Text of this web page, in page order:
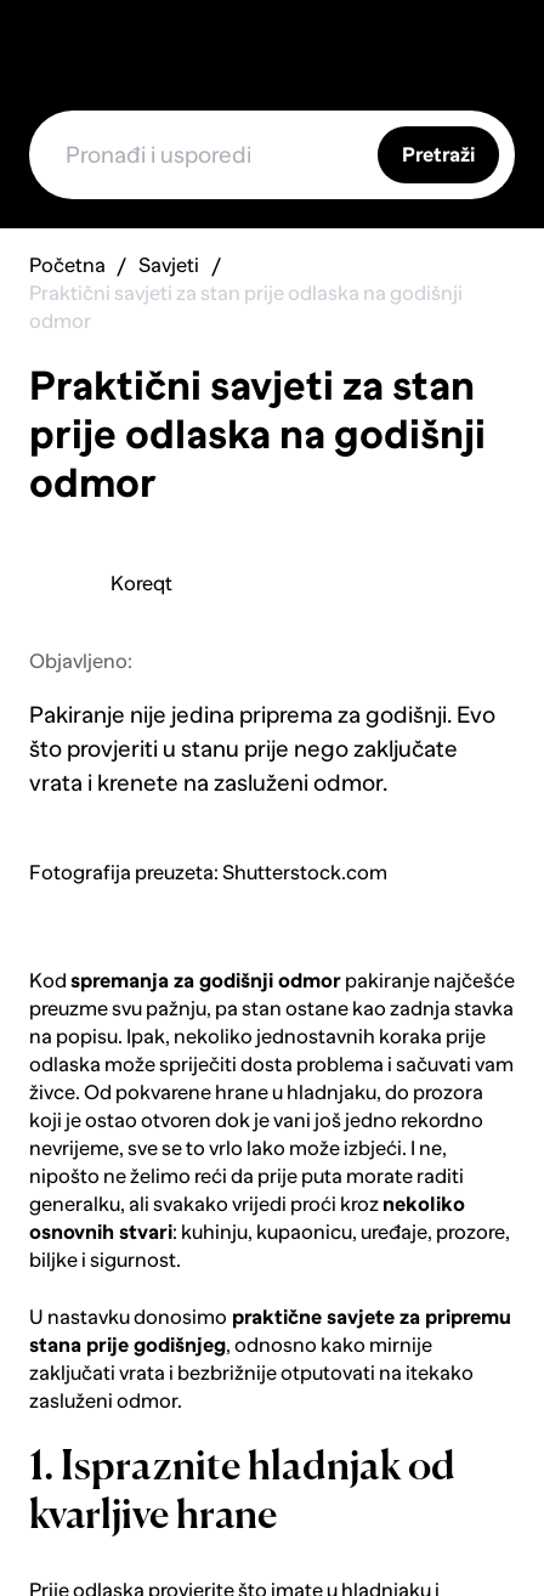
Pretraži
Početna
Savjeti
Praktični savjeti za stan prije odlaska na godišnji
odmor
Praktični savjeti za stan
prije odlaska na godišnji
odmor
Koreqt
Objavljeno:
Pakiranje nije jedina priprema za godišnji. Evo
što provjeriti u stanu prije nego zaključate
vrata i krenete na zasluženi odmor.
Fotografija preuzeta: Shutterstock.com
Kod spremanja za godišnji odmorpakiranje najčešće
preuzme svu pažnju, pa stan ostane kao zadnja stavka
na popisu. Ipak, nekoliko jednostavnih koraka prije
odlaska može spriječiti dosta problema i sačuvati vam
živce. Od pokvarene hrane u hladnjaku, do prozora
koji je ostao otvoren dok je vani još jedno rekordno
nevrijeme, sve se to vrlo lako može izbjeći. I ne,
nipošto ne želimo reći da prije puta morate raditi
generalku, ali svakako vrijedi proći kroz nekoliko
osnovnih stvari: kuhinju, kupaonicu, uređaje, prozore,
biljke i sigurnost.
U nastavku donosimo praktične savjete za pripremu
stana prije godišnjeg, odnosno kako mirnije
zaključati vrata i bezbrižnije otputovati na itekako
zasluženi odmor.
1. Ispraznite hladnjak od
kvarljive hrane
Prije odlaska provjerite što imate u hladnjakui